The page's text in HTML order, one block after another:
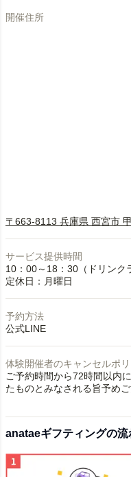
開催住所
〒663-8113 兵庫県 西宮市
サービス提供時間
10：00～18：30（ドリンク
定休日：月曜日
予約方法
公式LINE
体験開催者のキャンセルポ
ご予約時間から72時間以内
たものとみなされる旨予めご
anataeギフティングの流